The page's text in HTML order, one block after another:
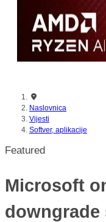
Naslovnica
Vijesti
Softver, aplikacije
Featured
Microsoft
downgrade